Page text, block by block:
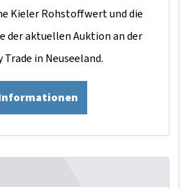
Kieler Rohstoffwert und die
der aktuellen Auktion an der
in Neuseeland.